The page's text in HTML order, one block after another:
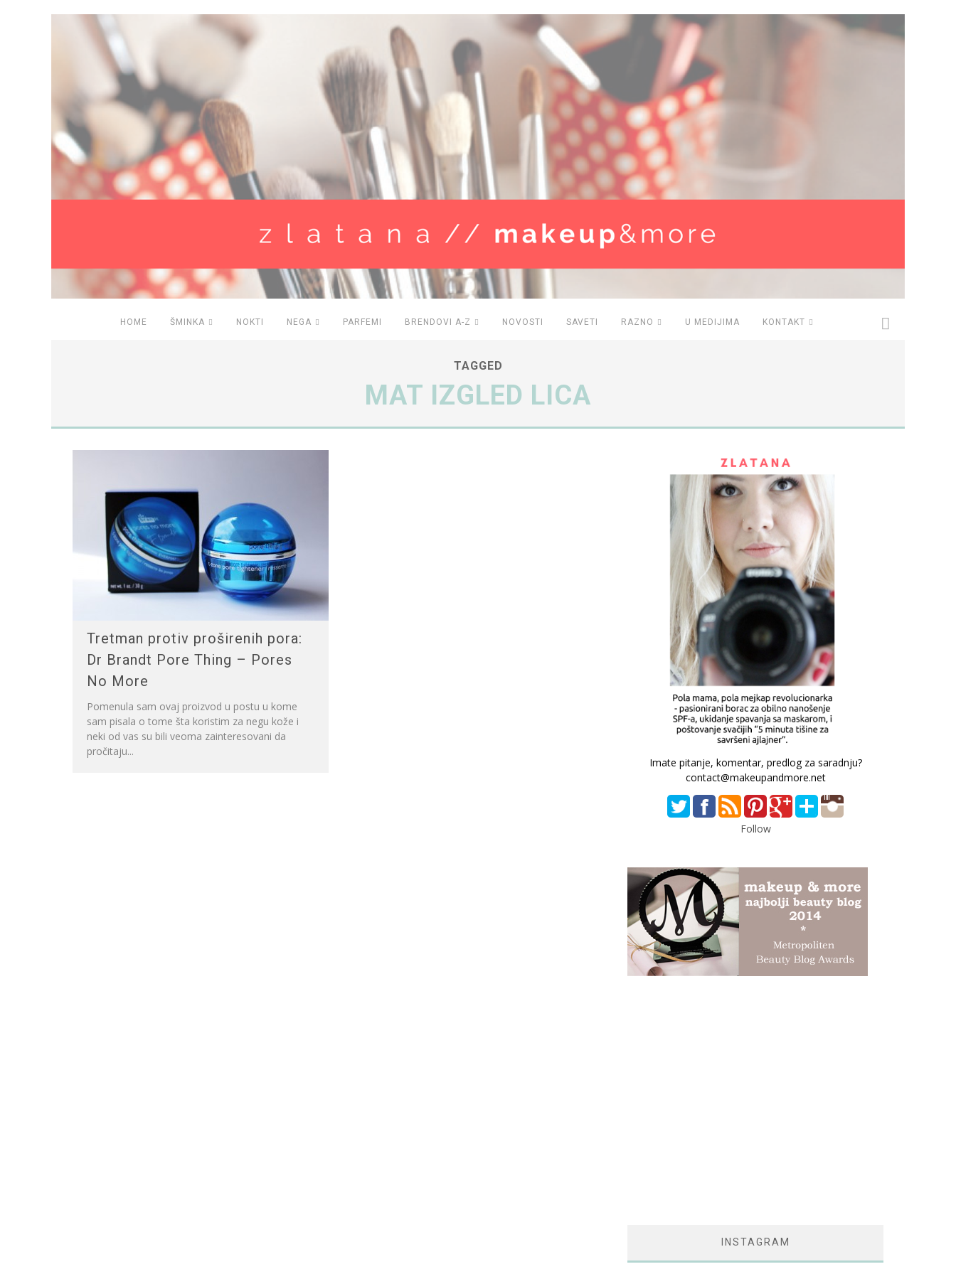
HOME ŠMINKA NOKTI NEGA PARFEMI BRENDOVI A-Z NOVOSTI SAVETI RAZNO U MEDIJIMA KONTAKT
TAGGED
MAT IZGLED LICA
Tretman protiv proširenih pora:
Dr Brandt Pore Thing – Pores
No More
Pomenula sam ovaj proizvod u postu u kome
sam pisala o tome šta koristim za negu kože i
neki od vas su bili veoma zainteresovani da
pročitaju...
Imate pitanje, komentar, predlog za saradnju?
contact@makeupandmore.net
Follow
INSTAGRAM